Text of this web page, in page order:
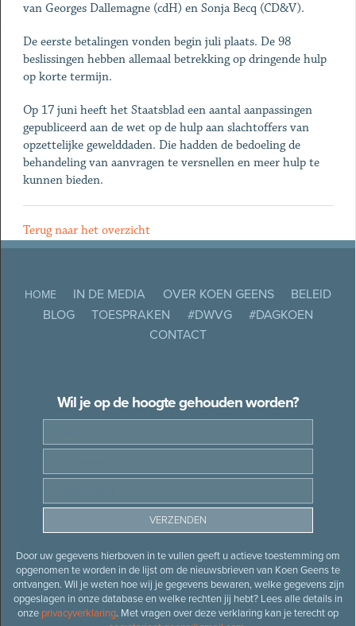
van Georges Dallemagne (cdH) en Sonja Becq (CD&V).
De eerste betalingen vonden begin juli plaats. De 98
beslissingen hebben allemaal betrekking op dringende hulp
op korte termijn.
Op 17 juni heeft het Staatsblad een aantal aanpassingen
gepubliceerd aan de wet op de hulp aan slachtoffers van
opzettelijke gewelddaden. Die hadden de bedoeling de
behandeling van aanvragen te versnellen en meer hulp te
kunnen bieden.
Terug naar het overzicht
HOME IN DE MEDIA OVER KOEN GEENS
BELEID
BLOG
TOESPRAKEN #DWVG
#DAGKOEN
CONTACT
Wil je op de hoogte gehouden worden?
Door uw gegevens hierboven in te vullen geeft u actieve toestemming om
opgenomen te worden in de lijst om de nieuwsbrieven van Koen Geens te
ontvangen. Wil je weten hoe wij je gegevens bewaren, welke gegevens zijn
opgeslagen in onze database en welke rechten jij hebt? Lees alle details in
onze privacyverklaring. Met vragen over deze verklaring kan je terecht op